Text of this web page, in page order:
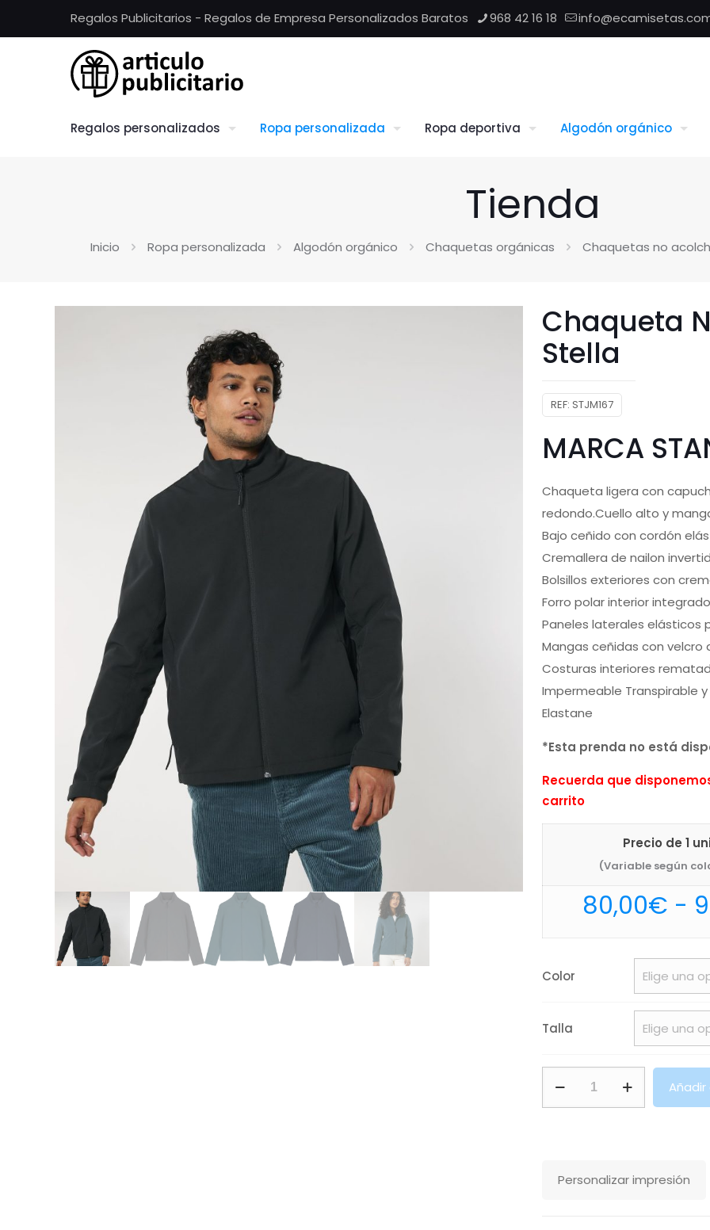
Regalos Publicitarios - Regalos de Empresa Personalizados Baratos 968 42 16 18
Regalos personalizados Ropa personalizada Ropa deportiva Algodón orgánico
Tienda
Inicio Ropa personalizada Algodón orgánico Chaquetas orgánicas Chaquetas no
Chaqueta
Stella
REF: STJM167
MARCA
Chaqueta ligera con
redondo.Cuello alto y
Bajo ceñido con cordón
Cremallera de nailon
Bolsillos exteriores con
Forro polar interior integrado
Paneles laterales elásticos
Mangas ceñidas con velcro
Costuras interiores
Impermeable Transpirable
Elastane
*Esta prenda no está
Recuerda que
carrito
Precio de 1
(Variable según
80,00€ -
Color
Talla
Personalizar impresión